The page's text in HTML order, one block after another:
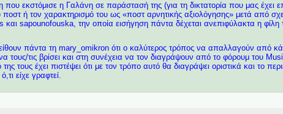
που εκστόμισε η Γαλάνη σε παράστασή της (για τη δικτατορία που μας έχει
ή τον χαρακτηρισμό του ως «ποστ αρνητικής αξιολόγησης» μετά από
sapounofouska, την οποία εισήγηση πάντα δέχεται ανεπιφύλακτα η φίλη
πάντα τη mary_omikron ότι ο καλύτερος τρόπος να απαλλαγούν από
τους/τις βρίσει και στη συνέχεια να τον διαγράψουν από το φόρουμ του
τους έχει πιστέψει ότι με τον τρόπο αυτό θα διαγράψει οριστικά και το
είχε γραφτεί.